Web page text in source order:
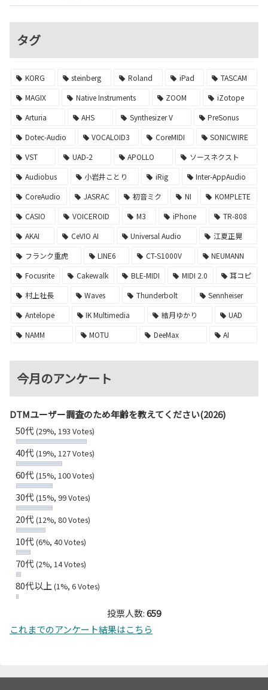
タグ
KORG steinberg Roland iPad
TASCAM
MAGIX
Native Instruments ZOOM
iZotope
Arturia
AHS Synthesizer V
PreSonus
Dotec-Audio
VOCALOID3 CoreMIDI
SONICWIRE
VST
UAD-2 APOLLO
ソースネクスト
Audiobus
小岩井ことり iRig
Inter-AppAudio
CoreAudio
JASRAC 初音ミク NI
KOMPLETE
CASIO
VOICEROID M3 iPhone
TR-808
AKAI
CeVIO AI Universal Audio
江夏正晃
フランク重虎
LINE6 CT-S1000V
NEUMANN
Focusrite
Cakewalk BLE-MIDI MIDI 2.0
耳コピ
村上社長
Waves Thunderbolt
Sennheiser
Antelope
IK Multimedia 結月ゆかり
UAD
NAMM
MOTU DeeMax AI
今月のアンケート
DTMユーザー調査のため年齢を教えてください(2026)
50代(29%, 193 Votes)
40代(19%, 127 Votes)
60代(15%, 100 Votes)
30代(15%, 99 Votes)
20代(12%, 80 Votes)
10代(6%, 40 Votes)
70代(2%, 14 Votes)
80代以上 (1%, 6 Votes)
投票人数:659
これまでのアンケート結果はこちら